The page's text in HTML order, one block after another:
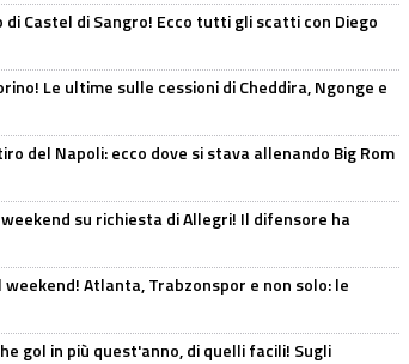
Castel di Sangro! Ecco tutti gli scatti con Diego
Le ultime sulle cessioni di Cheddira, Ngonge e
del Napoli: ecco dove si stava allenando Big Rom
su richiesta di Allegri! Il difensore ha
Atlanta, Trabzonspor e non solo: le
gol in più quest'anno, di quelli facili! Sugli